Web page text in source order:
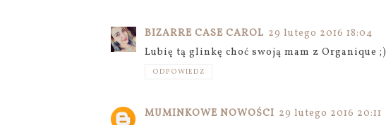
BIZARRE CASE CAROL 29 lutego 2016 18:04
Lubię tą glinkę choć swoją mam z Organique ;)
ODPOWIEDZ
MUMINKOWE NOWOŚCI 29 lutego 2016 20:11